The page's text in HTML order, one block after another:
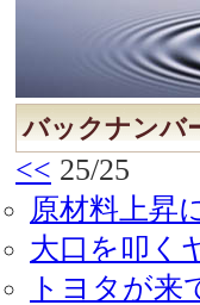
バックナンバ
<< 25/25
原材料上昇
大口を叩く
トヨタが来